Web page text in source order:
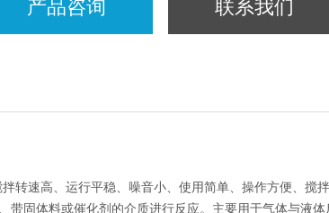
产品咨询 联系我们
速高、运行平稳、噪音小、使用简单、操作方便、搅
固体料或催化剂的介质进行反应。主要用于气体与液体